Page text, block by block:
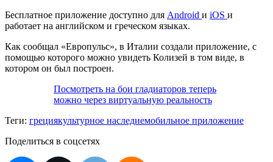
Бесплатное приложение доступно для Android и iOS и
работает на английском и греческом языках.
Как сообщал «Европульс», в Италии создали приложение, с
помощью которого можно увидеть Колизей в том виде, в
котором он был построен.
Посмотреть на бои гладиаторов теперь
можно через виртуальную реальность
Теги: грециякультурное наследиемобильное приложение
Поделиться в соцсетях